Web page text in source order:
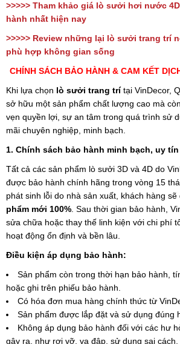
>>>>> Tham khảo giá lò sưởi hơi nước 4D
hành nhất hiện nay
>>>>> Review những lại lò sưởi trang trí
phù hợp không gian sống
CHÍNH SÁCH BẢO HÀNH & CAM KẾT
Khi lựa chọn lò sưởi trang trítại VinDecor,
sở hữu một sản phẩm chất lượng cao mà
vẹn quyền lợi, sự an tâm trong quá trình sử
mãi chuyên nghiệp, minh bạch.
1. Chính sách bảo hành minh bạch, uy tín
Tất cả các sản phẩm lò sưởi 3D và 4D do
được bảo hành chính hãng trong vòng 15
phát sinh lỗi do nhà sản xuất, khách hàng sẽ
phẩm mới 100% . Sau thời gian bảo hành,
sửa chữa hoặc thay thế linh kiện với chi phí
hoạt động ổn định và bền lâu.
Điều kiện áp dụng bảo hành:
Sản phẩm còn trong thời hạn bảo hành,
hoặc ghi trên phiếu bảo hành.
Có hóa đơn mua hàng chính thức từ
Sản phẩm được lắp đặt và sử dụng đúng
Không áp dụng bảo hành đối với các hư
gây ra, như rơi vỡ, va đập, sử dụng sai cách,